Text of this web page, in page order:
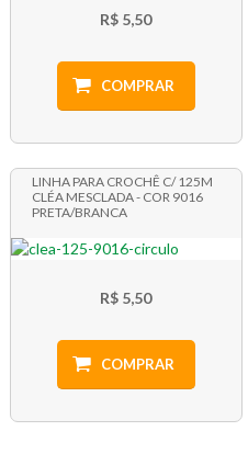
R$ 5,50
COMPRAR
LINHA PARA CROCHÊ C/ 125M
CLÉA MESCLADA - COR 9016
PRETA/BRANCA
R$ 5,50
COMPRAR